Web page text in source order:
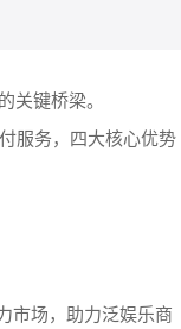
键桥梁。
服务，四大核心优势
市场，助力泛娱乐商